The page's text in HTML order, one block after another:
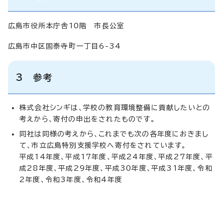
広島市役所本庁舎10階 市長公室
広島市中区国泰寺町一丁目6-34
3 参考
株式会社シンギは、学校の教育環境整備に貢献したいとの
考えから、寄付の申出をされたものです。
同社は同様の考えから、これまでも次の各年度におきまし
て、市立広島特別支援学校へ寄付をされています。
平成14年度、平成17年度、平成24年度、平成27年度、平
成28年度、平成29年度、平成30年度、平成31年度、令和
2年度、令和3年度、令和4年度